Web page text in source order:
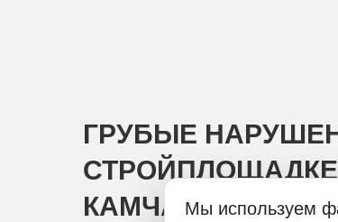
ГРУБЫЕ
КАМЧАТКЕМы используем